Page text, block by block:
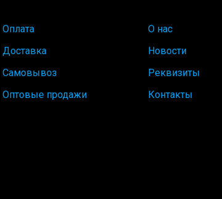
Оплата
Доставка
Самовывоз
Оптовые продажи
О нас
Новости
Реквизиты
Контакты